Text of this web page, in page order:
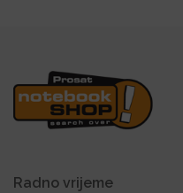
Radno vrijeme